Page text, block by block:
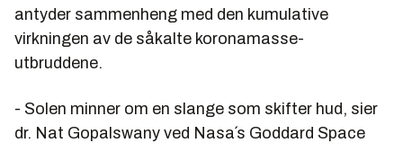
antyder sammenheng med den kumulative
virkningen av de såkalte koronamasse-
utbruddene.
- Solen minner om en slange som skifter hud, sier
dr. Nat Gopalswany ved Nasa´s Goddard Space